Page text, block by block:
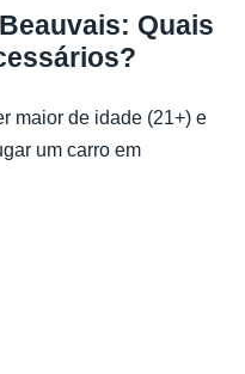
Quais
maior de idade (21+) e
um carro em